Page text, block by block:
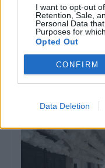
I want to opt-out
Retention, Sale,
Personal Data
Purposes for
Opted Out
CONFIRM
Data Deletion
Nuno Vilaranda leva
8 Agosto, 2026 - 09:30